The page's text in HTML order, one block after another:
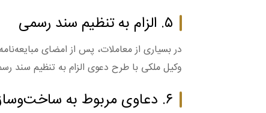
۵. الزام به تنظیم سند رسمی
در بسیاری از معاملات، پس از امضای
وکیل ملکی با طرح دعوی الزام به تنظیم سند
۶. دعاوی مربوط به ساخت‌وساز